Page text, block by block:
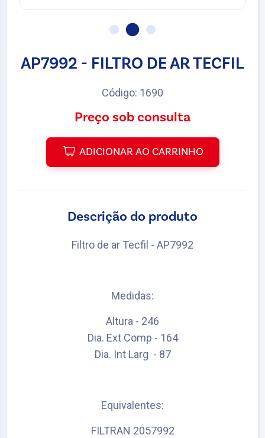
AP7992 - FILTRO DE AR TECFIL
Código: 1690
Preço sob consulta
ADICIONAR AO CARRINHO
Descrição do produto
Filtro de ar Tecfil - AP7992
Medidas:
Altura - 246
Dia. Ext Comp - 164
Dia. Int Larg - 87
Equivalentes:
FILTRAN 2057992